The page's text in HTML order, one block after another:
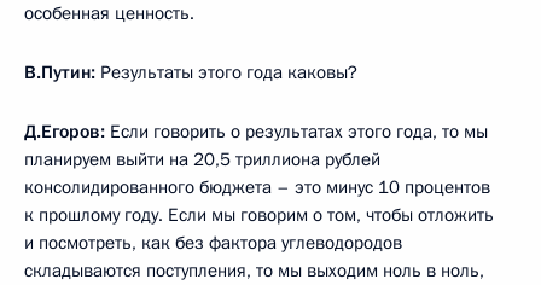
особенная ценность.
В.Путин: Результаты этого года каковы?
Д.Егоров: Если говорить о результатах этого года, то мы
планируем выйти на 20,5 триллиона рублей
консолидированного бюджета – это минус 10 процентов
к прошлому году. Если мы говорим о том, чтобы отложить
и посмотреть, как без фактора углеводородов
складываются поступления, то мы выходим ноль в ноль,